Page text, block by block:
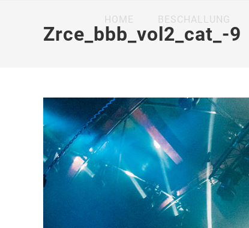
HOME BESCHALLUNG
Zrce_bbb_vol2_cat_-9